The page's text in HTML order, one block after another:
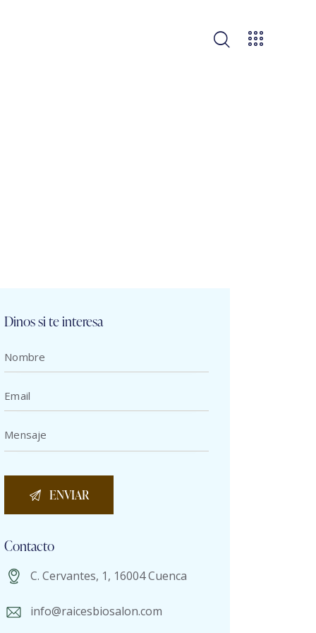
Dinos si te interesa
Contacto
C. Cervantes, 1, 16004 Cuenca
info@raicesbiosalon.com